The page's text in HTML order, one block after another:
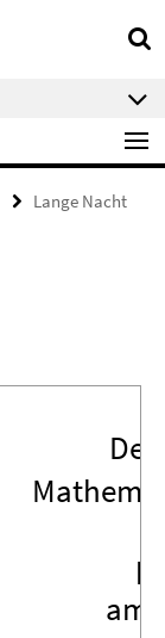
Lange Nacht
am